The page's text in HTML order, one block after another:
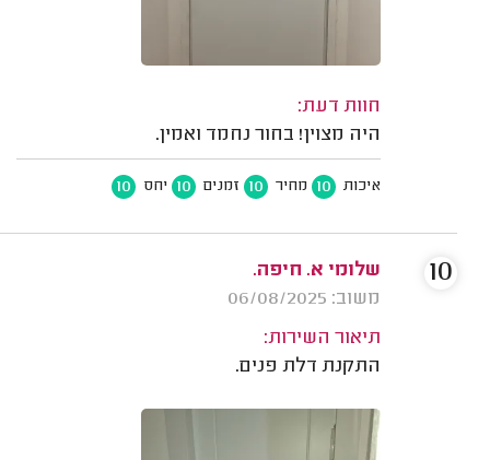
חוות דעת:
היה מצוין! בחור נחמד ואמין.
איכות 10 מחיר 10 זמנים 10 יחס 10
שלומי א. חיפה.
משוב: 06/08/2025
תיאור השירות:
התקנת דלת פנים.
10